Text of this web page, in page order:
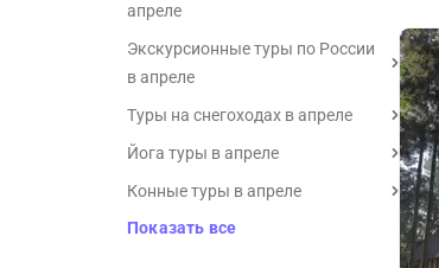
апреле
Экскурсионные туры по России
в апреле
Туры на снегоходах в апреле
Йога туры в апреле
Конные туры в апреле
Показать все